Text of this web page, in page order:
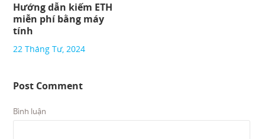
Hướng dẫn kiếm ETH
miễn phí bằng máy
tính
22 Tháng Tư, 2024
Post Comment
Bình luận